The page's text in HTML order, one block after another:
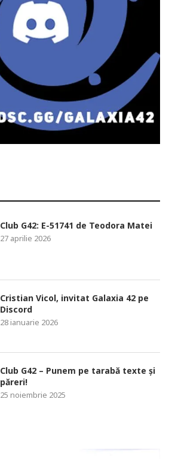
Club G42: E-51741 de Teodora Matei
27 aprilie 2026
Cristian Vicol, invitat Galaxia 42 pe
Discord
28 ianuarie 2026
Club G42 – Punem pe tarabă texte și
păreri!
25 noiembrie 2025